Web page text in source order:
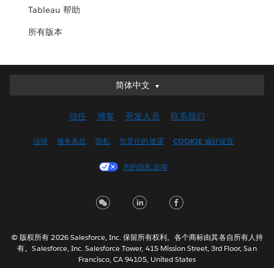
Tableau 帮助
所有版本
简体中文
简体中文
English (UK)
Français (Canada)
Italiano
한국어
Nederlands
信任 博客 开发人员 联系我们
法律 服务条款 隐私 负责任的披露 COOKIE 偏好设置
您的隐私选项
© 版权所有 2026 Salesforce, Inc. 保留所有权利。各个商标由其各自所有人持
有。Salesforce, Inc. Salesforce Tower, 415 Mission Street, 3rd Floor, San
Francisco, CA 94105, United States